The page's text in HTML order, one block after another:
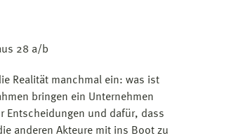
28 a/b
Realität manchmal ein: was ist
bringen ein Unternehmen
Entscheidungen und dafür, dass
anderen Akteure mit ins Boot zu